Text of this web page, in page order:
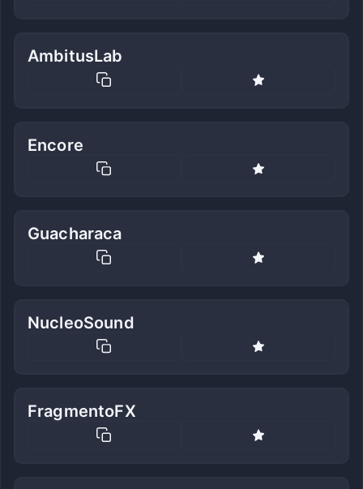
AmbitusLab
Encore
Guacharaca
NucleoSound
FragmentoFX